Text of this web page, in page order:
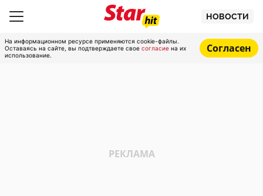
НОВОСТИ
На информационном ресурсе применяются cookie-файлы.
Оставаясь на сайте, вы подтверждаете свое согласие на их
использование.
Согласен